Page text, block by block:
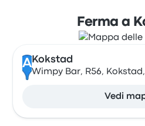
Ferma a
A Kokstad
Wimpy Bar, R56,
Vedi